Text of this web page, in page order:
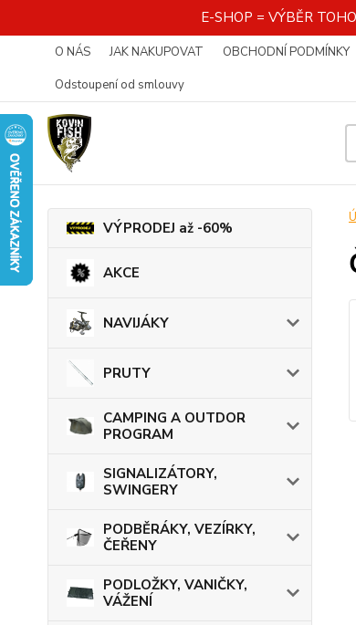
E-SHOP = VÝBĚR
O NÁS JAK NAKUPOVAT OBCHODNÍ PODMÍNKY
Odstoupení od smlouvy
VÝPRODEJ až -60%
AKCE
NAVIJÁKY
PRUTY
CAMPING A OUTDOR
PROGRAM
SIGNALIZÁTORY,
SWINGERY
PODBĚRÁKY, VEZÍRKY,
ČEŘENY
PODLOŽKY, VANIČKY,
VÁŽENÍ